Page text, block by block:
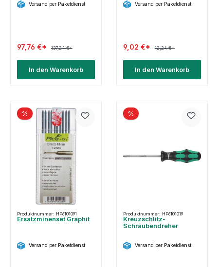
Versand per Paketdienst
97,76 €* 137,24 €*
In den Warenkorb
Versand per Paketdienst
9,02 €* 12,24 €*
In den Warenkorb
%
Produktnummer: HP6101091
Ersatzminenset Graphit
Versand per Paketdienst
%
Produktnummer: HP6101019
Kreuzschlitz-
Schraubendreher
Versand per Paketdienst